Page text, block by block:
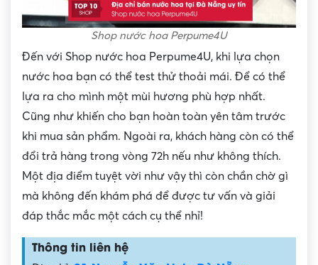
Shop nước hoa Perpume4U
Đến với Shop nước hoa Perpume4U, khi lựa chọn
nước hoa bạn có thể test thử thoải mái. Để có thể
lựa ra cho mình một mùi hương phù hợp nhất.
Cũng như khiến cho bạn hoàn toàn yên tâm trước
khi mua sản phẩm. Ngoài ra, khách hàng còn có thể
đổi trả hàng trong vòng 72h nếu như không thích.
Một địa điểm tuyệt vời như vậy thì còn chần chờ gì
mà không đến khám phá để được tư vấn và giải
đáp thắc mắc một cách cụ thể nhỉ!
Thông tin liên hệ